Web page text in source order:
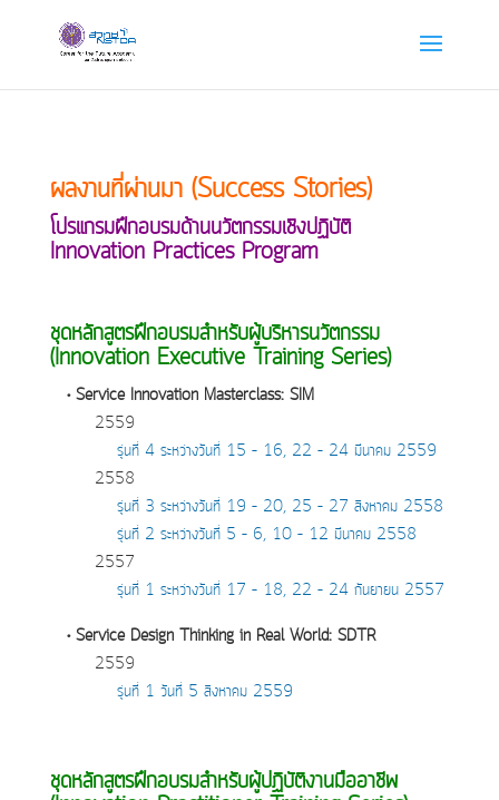
ผลงานที่ผ่านมา (Success Stories)
โปรแกรมฝึกอบรมด้านนวัตกรรมเชิงปฏิบัติ
Innovation Practices Program
ชุดหลักสูตรฝึกอบรมสำหรับผู้บริหารนวัตกรรม
(Innovation Executive Training Series)
• Service Innovation Masterclass: SIM
2559
รุ่นที่ 4 ระหว่างวันที่ 15 – 16, 22 – 24 มีนาคม 2559
2558
รุ่นที่ 3 ระหว่างวันที่ 19 – 20, 25 – 27 สิงหาคม 2558
รุ่นที่ 2 ระหว่างวันที่ 5 – 6, 10 – 12 มีนาคม 2558
2557
รุ่นที่ 1 ระหว่างวันที่ 17 – 18, 22 – 24 กันยายน 2557
• Service Design Thinking in Real World: SDTR
2559
รุ่นที่ 1 วันที่ 5 สิงหาคม 2559
ชุดหลักสูตรฝึกอบรมสำหรับผู้ปฏิบัติงานมืออาชีพ